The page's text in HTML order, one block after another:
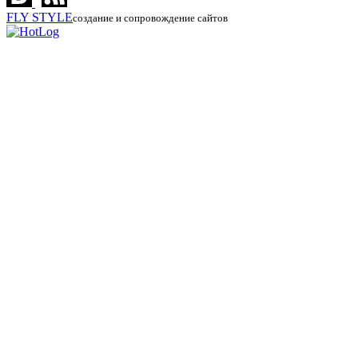
FLY STYLEсоздание и сопровождение сайтов